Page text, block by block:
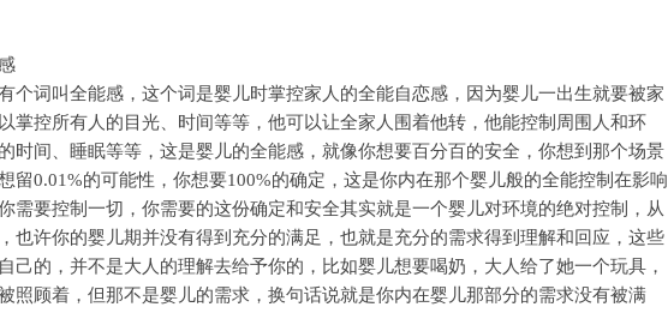
个词叫全能感，这个词是婴儿时掌控家人的全能自恋感，因为婴儿一出生就要被家
掌控所有人的目光、时间等等，他可以让全家人围着他转，他能控制周围人和环
时间、睡眠等等，这是婴儿的全能感，就像你想要百分百的安全，你想到那个场景
留0.01%的可能性，你想要100%的确定，这是你内在那个婴儿般的全能控制在影响
需要控制一切，你需要的这份确定和安全其实就是一个婴儿对环境的绝对控制，从
也许你的婴儿期并没有得到充分的满足，也就是充分的需求得到理解和回应，这些
己的，并不是大人的理解去给予你的，比如婴儿想要喝奶，大人给了她一个玩具，
照顾着，但那不是婴儿的需求，换句话说就是你内在婴儿那部分的需求没有被满